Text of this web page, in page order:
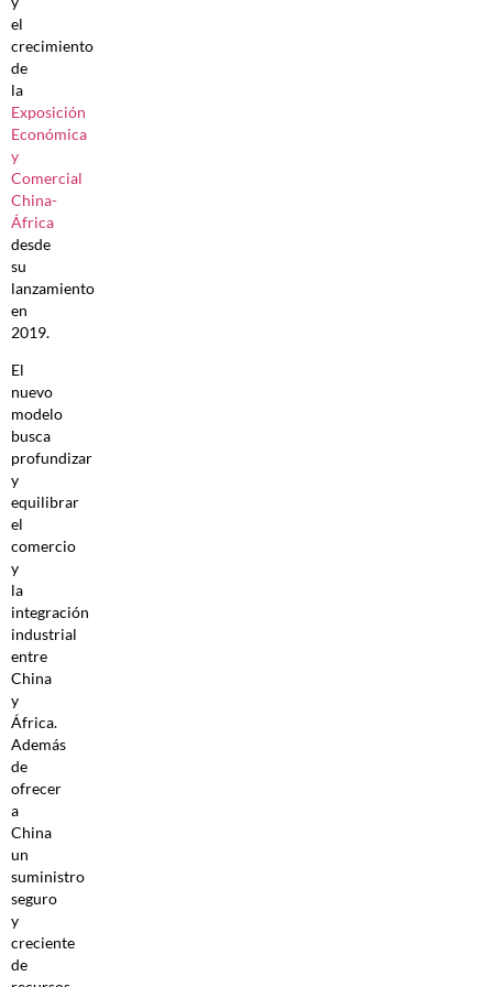
el
crecimiento
de
la
Exposición
Económica
y
Comercial
China-
África
desde
su
lanzamiento
en
2019.
El
nuevo
modelo
busca
profundizar
y
equilibrar
el
comercio
y
la
integración
industrial
entre
China
y
África.
Además
de
ofrecer
a
China
un
suministro
seguro
y
creciente
de